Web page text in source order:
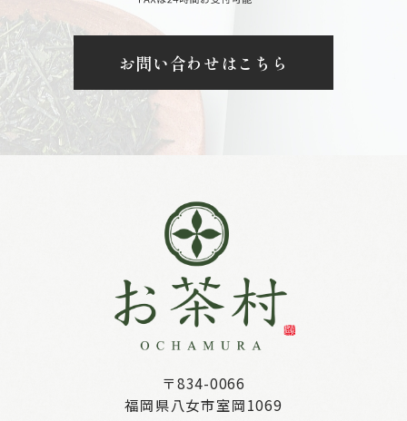
お問い合わせはこちら
〒834-0066
福岡県八女市室岡1069